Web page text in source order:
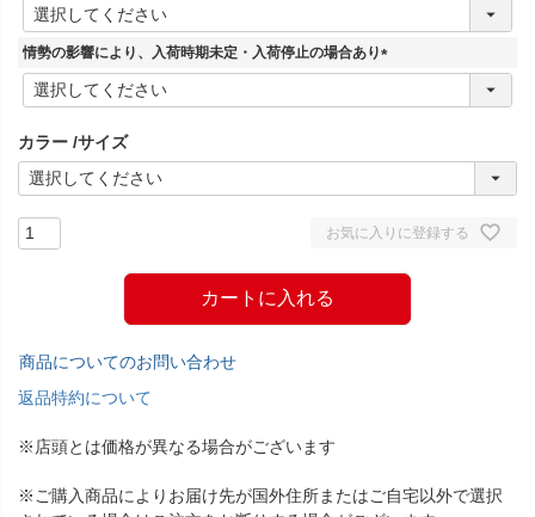
(
必
須
情勢の影響により、入荷時期未定・入荷停止の場合あり
(
カラー サイズ
お気に入りに登録する
カートに入れる
商品についてのお問い合わせ
返品特約について
※店頭とは価格が異なる場合がございます
※ご購入商品によりお届け先が国外住所またはご自宅以外で選択